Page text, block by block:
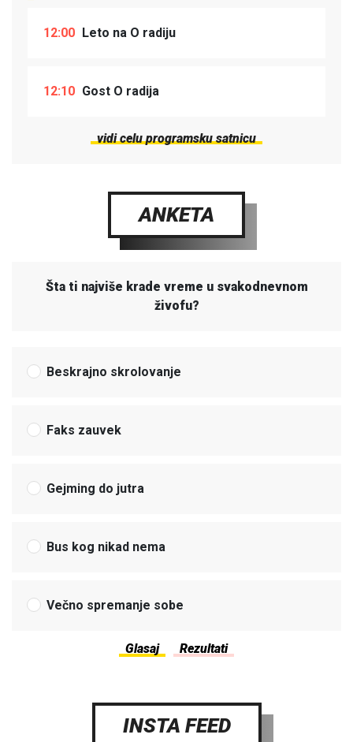
12:00 Leto na O radiju
12:10 Gost O radija
vidi celu programsku satnicu
ANKETA
Šta ti najviše krade vreme u svakodnevnom
živofu?
Beskrajno skrolovanje
Faks zauvek
Gejming do jutra
Bus kog nikad nema
Večno spremanje sobe
INSTA FEED